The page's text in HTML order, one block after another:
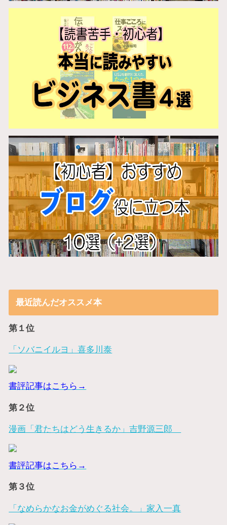
最近読んだオススメ本
第１位
「ソバニイルヨ」喜多川泰
書評記事はこちら→
第２位
漫画「君たちはどう生きるか」吉野源三郎
書評記事はこちら→
第３位
「なめらかなお金がめぐる社会。」家入一真